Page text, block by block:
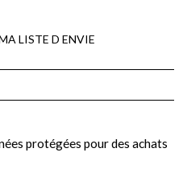
LISTE D ENVIE
protégées pour des achats